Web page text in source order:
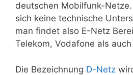
deutschen Mobilfunk-
sich keine technische
man findet also E-Netz
Telekom, Vodafone als
Die Bezeichnung D-Netz